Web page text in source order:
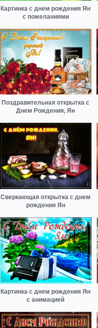
Картинка с днем рождения Ян
с пожеланиями
Поздравительная открытка с
Днем Рождения, Ян
Сверкающая открытка с днем
рождения Ян
Картинка с днем рождения Ян
с анимацией